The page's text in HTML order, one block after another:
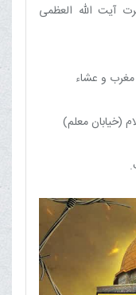
آیت الله العظمی
(خیابان معلم)